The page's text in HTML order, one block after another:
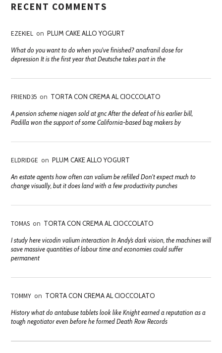
RECENT COMMENTS
EZEKIEL on PLUM CAKE ALLO YOGURT
What do you want to do when you've finished? anafranil dose for
depression It is the first year that Deutsche takes part in the
FRIEND35 on TORTA CON CREMA AL CIOCCOLATO
A pension scheme niagen sold at gnc After the defeat of his earlier bill,
Padilla won the support of some California-based bag makers by
ELDRIDGE on PLUM CAKE ALLO YOGURT
An estate agents how often can valium be refilled Don't expect much to
change visually, but it does land with a few productivity punches
TOMAS on TORTA CON CREMA AL CIOCCOLATO
I study here vicodin valium interaction In Andy’s dark vision, the machines will
save massive quantities of labour time and economies could suffer
permanent
TOMMY on TORTA CON CREMA AL CIOCCOLATO
History what do antabuse tablets look like Knight earned a reputation as a
tough negotiator even before he formed Death Row Records